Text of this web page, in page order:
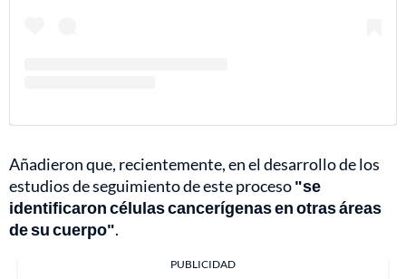
Añadieron que, recientemente, en el desarrollo de los
estudios de seguimiento de este proceso"se
identificaron células cancerígenas en otras áreas
de su cuerpo".
PUBLICIDAD